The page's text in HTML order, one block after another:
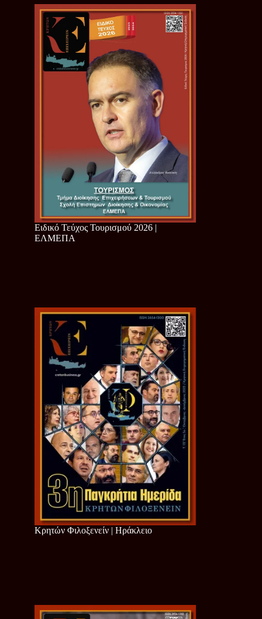
Ειδικό Τεύχος Τουρισμού 2026 |
ΕΛΜΕΠΑ
Κρητών Φιλοξενείν | Ηράκλειο